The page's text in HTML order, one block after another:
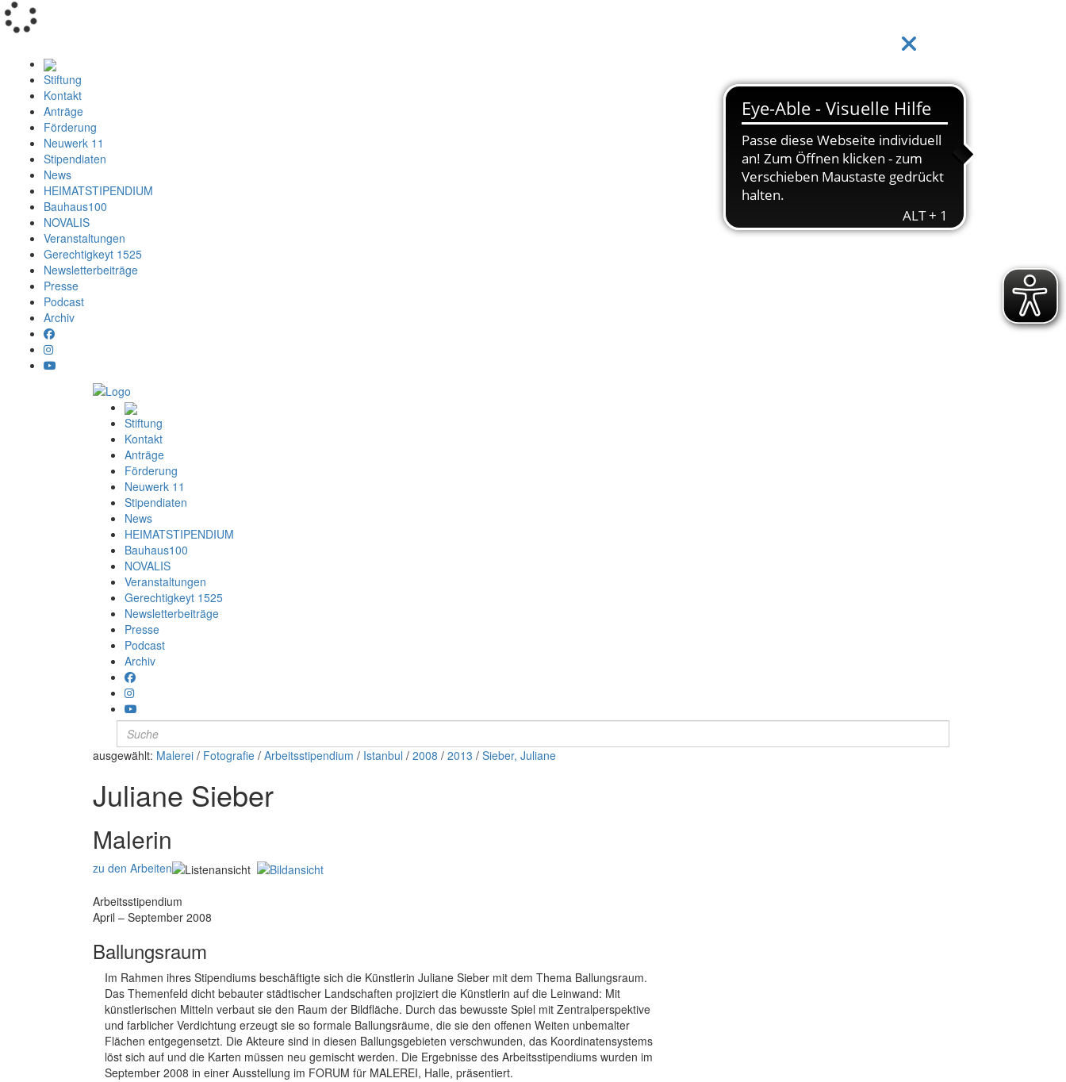
Stiftung
Kontakt
Anträge
Förderung
Neuwerk 11
Stipendiaten
News
HEIMATSTIPENDIUM
Bauhaus100
NOVALIS
Veranstaltungen
Gerechtigkeyt 1525
Newsletterbeiträge
Presse
Podcast
Archiv
Stiftung
Kontakt
Anträge
Förderung
Neuwerk 11
Stipendiaten
News
HEIMATSTIPENDIUM
Bauhaus100
NOVALIS
Veranstaltungen
Gerechtigkeyt 1525
Newsletterbeiträge
Presse
Podcast
Archiv
ausgewählt: Malerei / Fotografie / Arbeitsstipendium / Istanbul / 2008 / 2013 / Sieber, Juliane
Juliane Sieber
Malerin
zu den Arbeiten
Arbeitsstipendium
April – September 2008
Ballungsraum
Im Rahmen ihres Stipendiums beschäftigte sich die Künstlerin Juliane Sieber mit dem Thema Ballungsraum.
Das Themenfeld dicht bebauter städtischer Landschaften projiziert die Künstlerin auf die Leinwand: Mit
künstlerischen Mitteln verbaut sie den Raum der Bildfläche. Durch das bewusste Spiel mit Zentralperspektive
und farblicher Verdichtung erzeugt sie so formale Ballungsräume, die sie den offenen Weiten unbemalter
Flächen entgegensetzt. Die Akteure sind in diesen Ballungsgebieten verschwunden, das Koordinatensystems
löst sich auf und die Karten müssen neu gemischt werden. Die Ergebnisse des Arbeitsstipendiums wurden im
September 2008 in einer Ausstellung im FORUM für MALEREI, Halle, präsentiert.